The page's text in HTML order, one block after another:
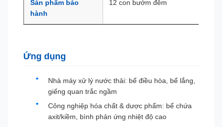
Sản phẩm bảo
hành
12 con bướm đêm
Ứng dụng
Nhà máy xử lý nước thải: bể điều hòa, bể lắng,
giếng quan trắc ngầm
Công nghiệp hóa chất & dược phẩm: bể chứa
axit/kiềm, bình phản ứng nhiệt độ cao